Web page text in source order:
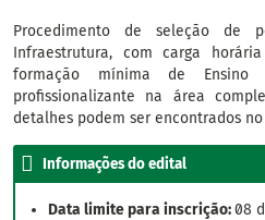
Procedimento de seleção de
Infraestrutura, com carga
formação mínima de
profissionalizante na área
detalhes podem ser encontrados
Informações do edital
Data limite para inscrição:08